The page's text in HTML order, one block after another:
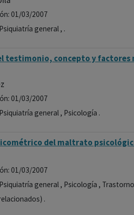
01/03/2007
general , .
testimonio, concepto y factores
01/03/2007
general , Psicología .
del maltrato
01/03/2007
general , Psicología ,
.